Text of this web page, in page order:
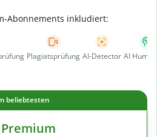
Abonnements inkludiert:
Plagiatsprüfung AI-Detector AI
beliebtesten
Premium